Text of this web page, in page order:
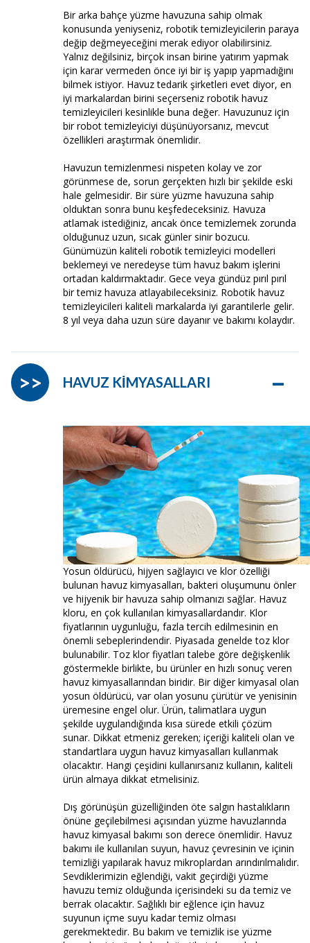
Bir arka bahçe yüzme havuzuna sahip olmak
konusunda yeniyseniz, robotik temizleyicilerin paraya
değip değmeyeceğini merak ediyor olabilirsiniz.
Yalnız değilsiniz, birçok insan birine yatırım yapmak
için karar vermeden önce iyi bir iş yapıp yapmadığını
bilmek istiyor. Havuz tedarik şirketleri evet diyor, en
iyi markalardan birini seçerseniz robotik havuz
temizleyicileri kesinlikle buna değer. Havuzunuz için
bir robot temizleyiciyi düşünüyorsanız, mevcut
özellikleri araştırmak önemlidir.
Havuzun temizlenmesi nispeten kolay ve zor
görünmese de, sorun gerçekten hızlı bir şekilde eski
hale gelmesidir. Bir süre yüzme havuzuna sahip
olduktan sonra bunu keşfedeceksiniz. Havuza
atlamak istediğiniz, ancak önce temizlemek zorunda
olduğunuz uzun, sıcak günler sinir bozucu.
Günümüzün kaliteli robotik temizleyici modelleri
beklemeyi ve neredeyse tüm havuz bakım işlerini
ortadan kaldırmaktadır. Gece veya gündüz pırıl pırıl
bir temiz havuza atlayabileceksiniz. Robotik havuz
temizleyicileri kaliteli markalarda iyi garantilerle gelir.
8 yıl veya daha uzun süre dayanır ve bakımı kolaydır.
HAVUZ KİMYASALLARI –
>>
Yosun öldürücü, hijyen sağlayıcı ve klor özelliği
bulunan havuz kimyasalları, bakteri oluşumunu önler
ve hijyenik bir havuza sahip olmanızı sağlar. Havuz
kloru, en çok kullanılan kimyasallardandır. Klor
fiyatlarının uygunluğu, fazla tercih edilmesinin en
önemli sebeplerindendir. Piyasada genelde toz klor
bulunabilir. Toz klor fiyatları talebe göre değişkenlik
göstermekle birlikte, bu ürünler en hızlı sonuç veren
havuz kimyasallarından biridir. Bir diğer kimyasal olan
yosun öldürücü, var olan yosunu çürütür ve yenisinin
üremesine engel olur. Ürün, talimatlara uygun
şekilde uygulandığında kısa sürede etkili çözüm
sunar. Dikkat etmeniz gereken; içeriği kaliteli olan ve
standartlara uygun havuz kimyasalları kullanmak
olacaktır. Hangi çeşidini kullanırsanız kullanın, kaliteli
ürün almaya dikkat etmelisiniz.
Dış görünüşün güzelliğinden öte salgın hastalıkların
önüne geçilebilmesi açısından yüzme havuzlarında
havuz kimyasal bakımı son derece önemlidir. Havuz
bakımı ile kullanılan suyun, havuz çevresinin ve içinin
temizliği yapılarak havuz mikroplardan arındırılmalıdır.
Sevdiklerimizin eğlendiği, vakit geçirdiği yüzme
havuzu temiz olduğunda içerisindeki su da temiz ve
berrak olacaktır. Sağlıklı bir eğlence için havuz
suyunun içme suyu kadar temiz olması
gerekmektedir. Bu bakım ve temizlik ise yüzme